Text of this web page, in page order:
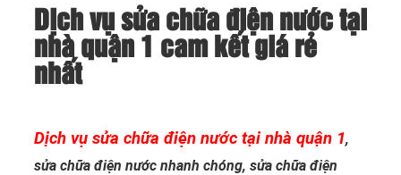
Dịch vụ sửa chữa điện nước tại
nhà quận 1 cam kết giá rẻ
nhất
Dịch vụ sửa chữa điện nước tại nhà quận 1,
sửa chữa điện nước nhanh chóng, sửa chữa điện